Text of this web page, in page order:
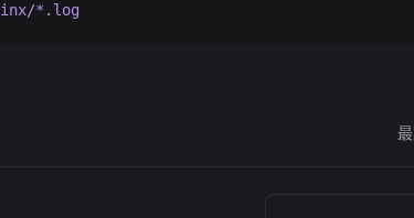
*.log